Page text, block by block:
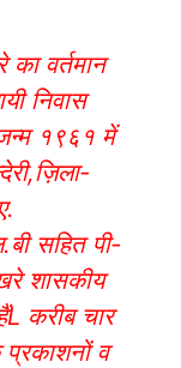
का वर्तमान
निवास
१९६१ में
सहित पी-
शासकीय
करीब चार
व